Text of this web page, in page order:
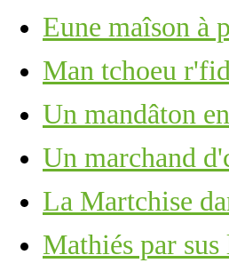
Eune maîson à
Man tchoeu
Un mandâton
Un marchand
La Martchise
Mathiés par